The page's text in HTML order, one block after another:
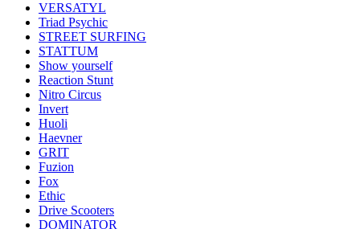
VERSATYL
Triad Psychic
STREET SURFING
STATTUM
Show yourself
Reaction Stunt
Nitro Circus
Invert
Huoli
Haevner
GRIT
Fuzion
Fox
Ethic
Drive Scooters
DOMINATOR